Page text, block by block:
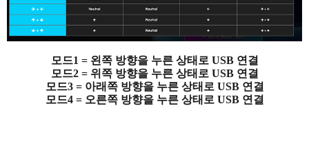
모드1 = 왼쪽 방향을 누른 상태로 USB 연결
모드2 = 위쪽 방향을 누른 상태로 USB 연결
모드3 = 아래쪽 방향을 누른 상태로 USB 연결
모드4 = 오른쪽 방향을 누른 상태로 USB 연결